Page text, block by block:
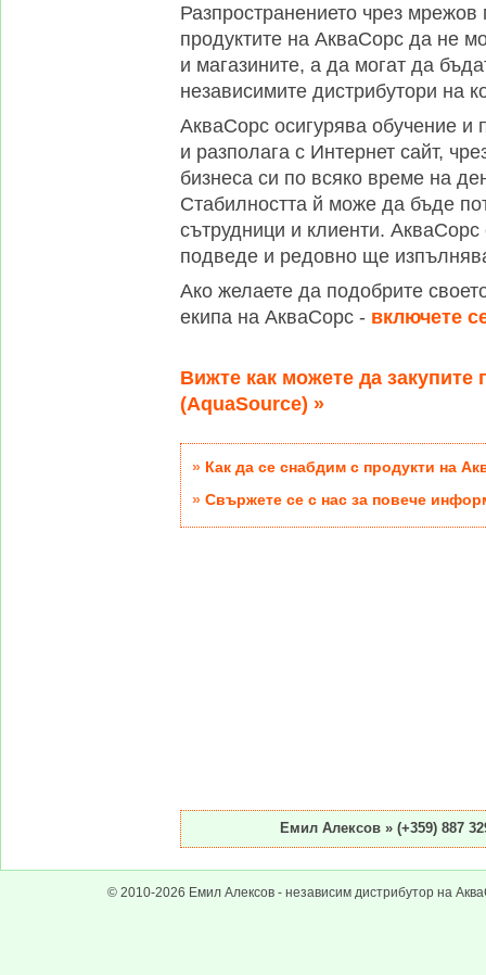
Разпространението чрез мрежов
продуктите на АкваСорс да не
и магазините, а да могат да
независимите дистрибутори на
АкваСорс осигурява обучение и
и разполага с Интернет сайт,
бизнеса си по всяко време на
Стабилността й може да бъде
сътрудници и клиенти.
подведе и редовно ще
Ако желаете да подобрите
екипа на АкваСорс - включете
Вижте как можете да закупите
(AquaSource) »
» Как да се снабдим с продукти на
» Свържете се с нас за повече
Емил Алексов » (+359) 887
© 2010-2026 Емил Алексов - независим дистрибутор на